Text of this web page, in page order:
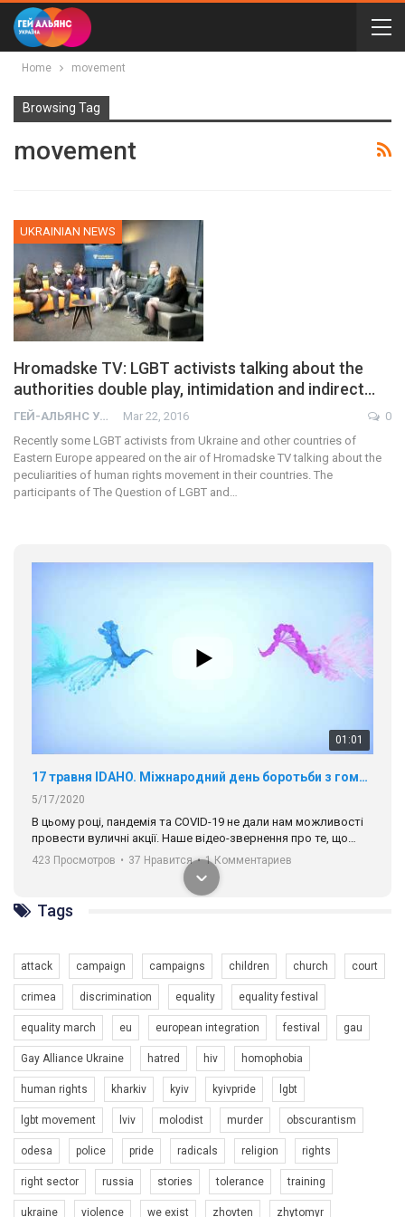
Home movement
Browsing Tag
movement
UKRAINIAN NEWS
Hromadske TV: LGBT activists talking about the
authorities double play, intimidation and indirect…
ГЕЙ-АЛЬЯНС УКРАИНА Mar 22, 2016
0
Recently some LGBT activists from Ukraine and other countries of
Eastern Europe appeared on the air of Hromadske TV talking about the
peculiarities of human rights movement in their countries. The
participants of The Question of LGBT and…
01:01
17 травня IDAHO. Міжнародний день боротьби з гомофобією трансфобією і біфобія.
5/17/2020
В цьому році, пандемія та COVІD-19 не дали нам можливості
провести вуличні акції. Наше відео-звернення про те, що
навіть коли ми у різних містах та не можемо зустрінеться, ми
разом. Ми закликаємо всіх хто поділяє цінності рівності та
солідарності, приєднатися до нас. Регіональні підрозділи
ГАУ є в 16 областях України.
Разом наш голос лунає гучніше!
423 Просмотров • 37 Нравится • 1 Комментариев
Зупинимо насильство проти ЛГБТ в Україні! Stop violence against LGBT in Ukraine!
6/30/2017
Емоційний та вражаючий промо-ролік на конкурс PACT, який
представляє програму "Гей-альянс Україна" з протидії
насильству проти ЛГБТ в Україні.
1.9K Просмотров • 226 Нравится 5 Комментариев
Tags
attack campaign campaigns children church court
crimea discrimination equality equality festival
equality march eu european integration festival gau
Gay Alliance Ukraine hatred hiv homophobia
human rights kharkiv kyiv kyivpride lgbt
lgbt movement lviv molodist murder obscurantism
odesa police pride radicals religion rights
right sector russia stories tolerance training
ukraine violence we exist zhovten zhytomyr